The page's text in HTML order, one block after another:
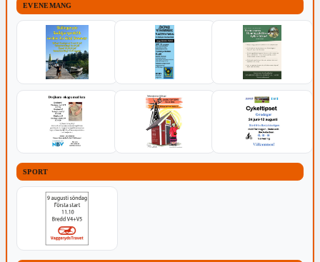
EVENEMANG
SPORT